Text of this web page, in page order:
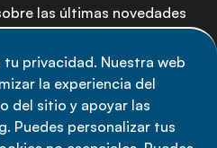
tu privacidad. Nuestra web
la experiencia del
del sitio y apoyar las
Puedes personalizar tus
las últimas novedades